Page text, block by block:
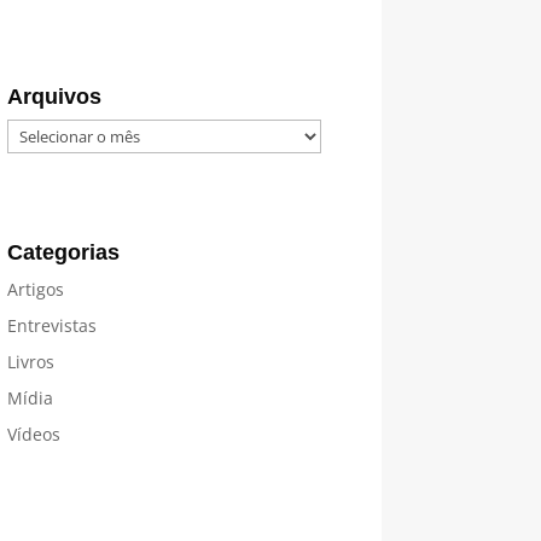
Arquivos
Arquivos
Categorias
Artigos
Entrevistas
Livros
Mídia
Vídeos